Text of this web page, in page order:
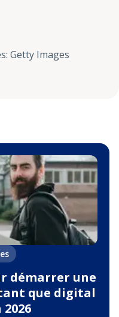
: Getty Images
démarrer une
que digital